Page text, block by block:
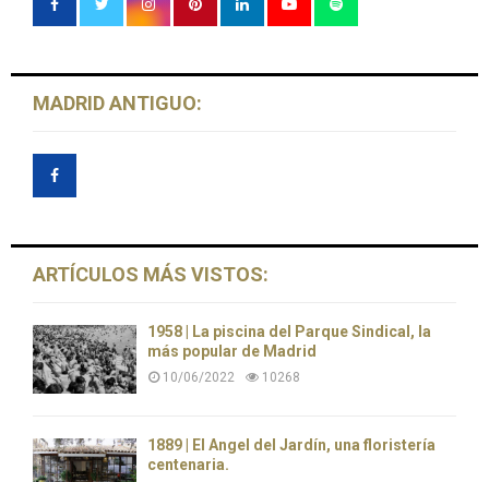
MADRID ANTIGUO:
ARTÍCULOS MÁS VISTOS:
1958 | La piscina del Parque Sindical, la
más popular de Madrid
10/06/2022 10268
1889 | El Ángel del Jardín, una floristería
centenaria.